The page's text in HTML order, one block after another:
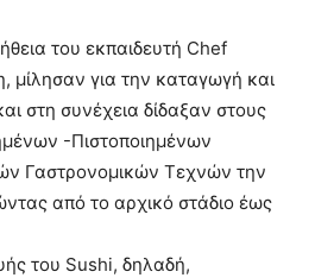
του εκπαιδευτή Chef
μίλησαν για την καταγωγή και
στη συνέχεια δίδαξαν στους
-Πιστοποιημένων
Γαστρονομικών Τεχνών την
από το αρχικό στάδιο έως
του Sushi, δηλαδή,